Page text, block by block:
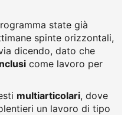
state già
spinte orizzontali,
dicendo, dato che
come lavoro per
multiarticolari, dove
un lavoro di tipo